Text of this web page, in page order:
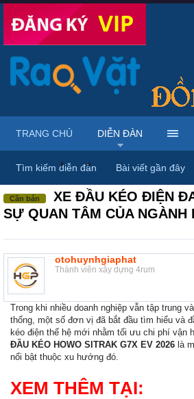
Diễn đàn ... Rao vặt tổng hợp -
Cần bán
XE ĐẦU KÉO ĐIỆN
SỰ QUAN TÂM CỦA NGÀNH
otohuynhgiaphat
Thành viên xây dựng 4rum
Trong khi nhiều doanh nghiệp vẫn tập trung
thống, một số đơn vị đã bắt đầu tìm hiểu và
kéo điện thế hệ mới nhằm tối ưu chi phí vận
ĐẦU KÉO HOWO SITRAK G7X EV 2026 là
nổi bật thuộc xu hướng đó.
XEM THÊM TẠI:
TRANG CHỦ DIỄN ĐÀN
Tìm kiếm diễn đàn Bài viết gần đây